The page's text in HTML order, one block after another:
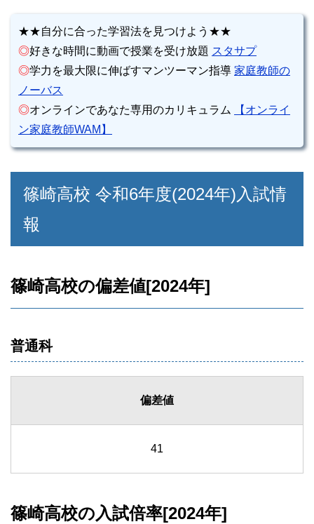
★★自分に合った学習法を見つけよう★★
◎好きな時間に動画で授業を受け放題 スタサプ
◎学力を最大限に伸ばすマンツーマン指導 家庭教師の
ノーバス
◎オンラインであなた専用のカリキュラム
【オンライ
ン家庭教師WAM】
篠崎高校 令和6年度(2024年)入試情
報
篠崎高校の偏差値[2024年]
普通科
偏差値
41
篠崎高校の入試倍率[2024年]